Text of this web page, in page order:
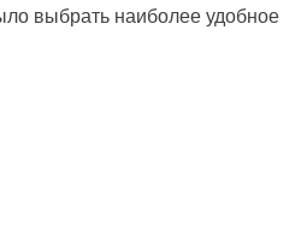
выбрать наиболее удобное